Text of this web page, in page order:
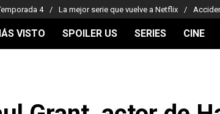
4 La mejor serie que vuelve a Netflix
VISTO SPOILER US SERIES CINE